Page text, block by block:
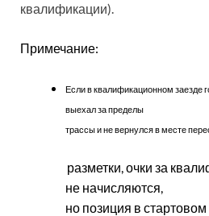
квалификации).
Примечание:
Если в квалификационном заезде
выехал за пределы
трассы и не вернулся в месте
разметки, очки за
не начисляются,
но позиция в